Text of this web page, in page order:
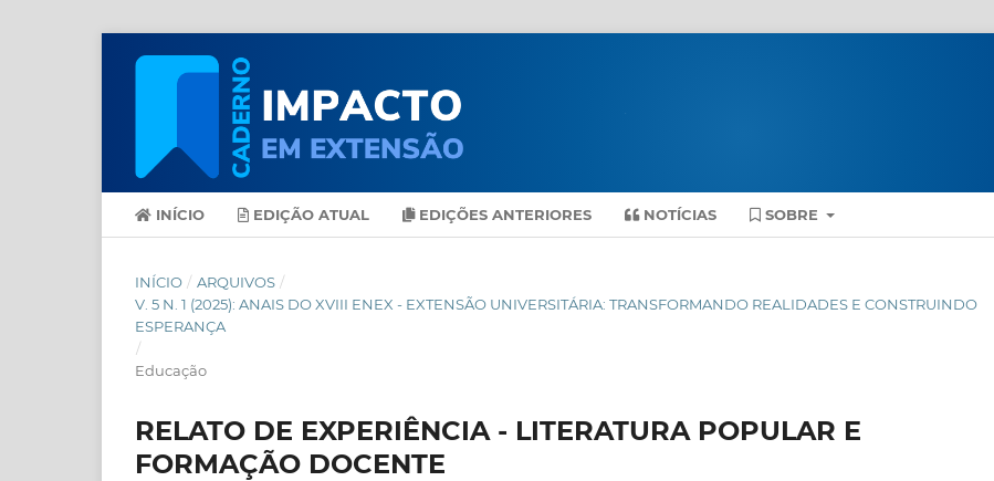
INÍCIO EDIÇÃO ATUAL EDIÇÕES ANTERIORES NOTÍCIAS SOBRE
INÍCIO / ARQUIVOS /
V. 5 N. 1 (2025): ANAIS DO XVIII ENEX - EXTENSÃO UNIVERSITÁRIA: TRANSFORMANDO REALIDADES E CONSTRUINDO
ESPERANÇA
/
Educação
RELATO DE EXPERIÊNCIA - LITERATURA POPULAR E
FORMAÇÃO DOCENTE